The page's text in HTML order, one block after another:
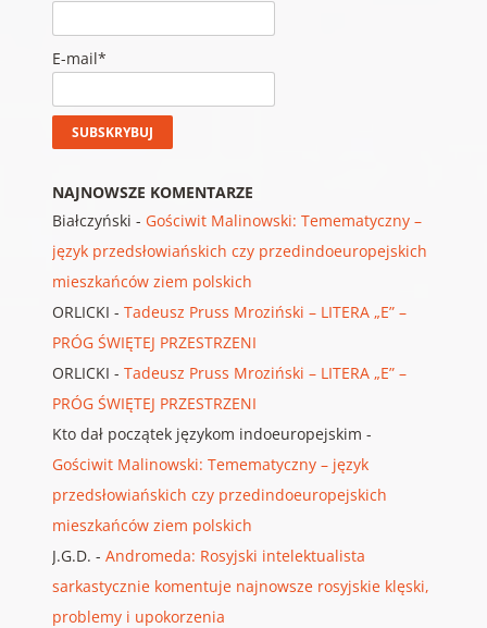
E-mail*
NAJNOWSZE KOMENTARZE
Białczyński - Gościwit Malinowski: Temematyczny –
język przedsłowiańskich czy przedindoeuropejskich
mieszkańców ziem polskich
ORLICKI - Tadeusz Pruss Mroziński – LITERA „E” –
PRÓG ŚWIĘTEJ PRZESTRZENI
ORLICKI - Tadeusz Pruss Mroziński – LITERA „E” –
PRÓG ŚWIĘTEJ PRZESTRZENI
Kto dał początek językom indoeuropejskim -
Gościwit Malinowski: Temematyczny – język
przedsłowiańskich czy przedindoeuropejskich
mieszkańców ziem polskich
J.G.D. - Andromeda: Rosyjski intelektualista
sarkastycznie komentuje najnowsze rosyjskie klęski,
problemy i upokorzenia